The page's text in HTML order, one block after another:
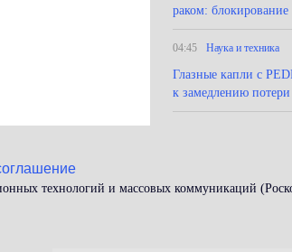
раком:
04:45 Наука и техника
Глазные капли с
к замедлению потери
технологий и массовых коммуникаций